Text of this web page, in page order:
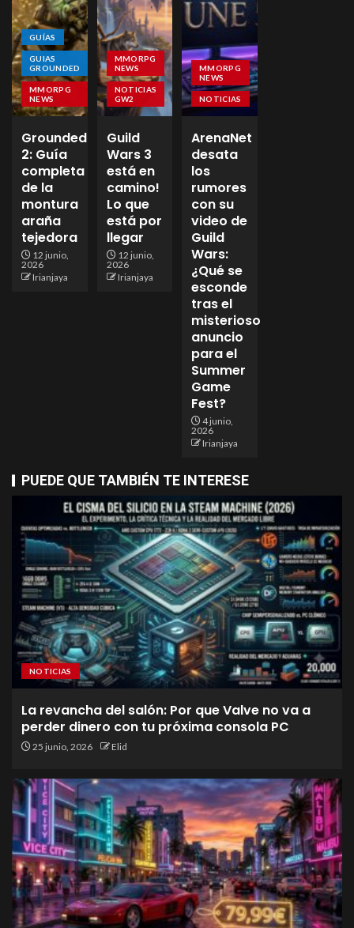
GUÍAS
GUIAS
GROUNDED
MMORPG
NEWS
Grounded
2: Guía
completa
de la
montura
araña
tejedora
12 junio,
2026
Irianjaya
MMORPG
NEWS
NOTICIAS
GW2
Guild
Wars 3
está en
camino!
Lo que
está por
llegar
12 junio,
2026
Irianjaya
MMORPG
NEWS
NOTICIAS
ArenaNet
desata
los
rumores
con su
video de
Guild
Wars:
¿Qué se
esconde
tras el
misterioso
anuncio
para el
Summer
Game
Fest?
4 junio,
2026
Irianjaya
PUEDE QUE TAMBIÉN TE INTERESE
NOTICIAS
La revancha del salón: Por que Valve no va a
perder dinero con tu próxima consola PC
25 junio, 2026 Elid